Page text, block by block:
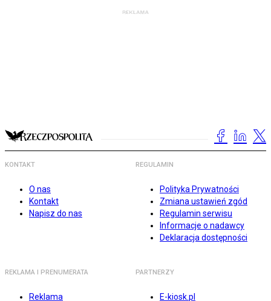
KONTAKT
O nas
Kontakt
Napisz do nas
REGULAMIN
Polityka Prywatności
Zmiana ustawień zgód
Regulamin serwisu
Informacje o nadawcy
Deklaracja dostępności
REKLAMA I PRENUMERATA
Reklama
PARTNERZY
E-kiosk.pl